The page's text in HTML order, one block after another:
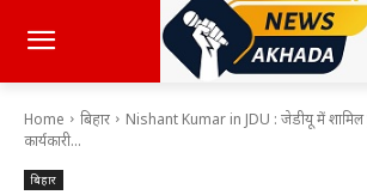
Home बिहार
Nishant Kumar in JDU : जेडीयू में शामिल
कार्यकारी...
बिहार